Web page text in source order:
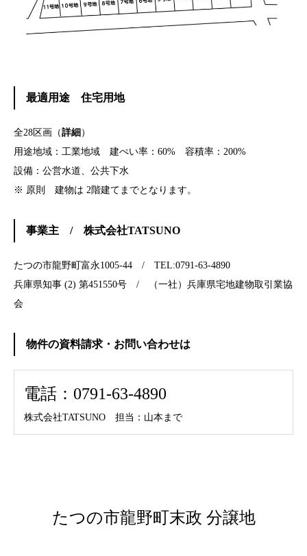
最適用途 住宅用地
全28区画（詳細 ）
用途地域：工業地域 建ぺい率：60% 容積率：200%
設備：公営水道、公共下水
※ 原則 建物は 2階建てまでとなります。
事業主 / 株式会社TATSUNO
たつの市龍野町富永1005-44 / TEL:0791-63-4890
兵庫県知事 (2) 第451550号 / （一社）兵庫県宅地建物取引業協
会
物件の資料請求・お問い合わせは
電話：0791-63-4890
株式会社TATSUNO 担当：山本まで
たつの市龍野町末政 分譲地